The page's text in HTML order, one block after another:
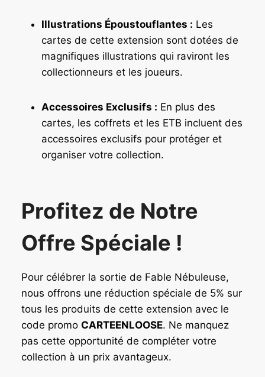
Illustrations Époustouflantes : Les
cartes de cette extension sont dotées de
magnifiques illustrations qui raviront les
collectionneurs et les joueurs.
Accessoires Exclusifs : En plus des
cartes, les coffrets et les ETB incluent des
accessoires exclusifs pour protéger et
organiser votre collection.
Profitez de Notre
Offre Spéciale !
Pour célébrer la sortie de Fable Nébuleuse,
nous offrons une réduction spéciale de 5% sur
tous les produits de cette extension avec le
code promo CARTEENLOOSE. Ne manquez
pas cette opportunité de compléter votre
collection à un prix avantageux.